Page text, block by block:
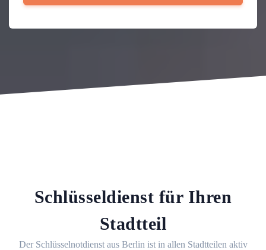
Schlüsseldienst für Ihren
Stadtteil
Der Schlüsselnotdienst aus Berlin ist in allen Stadtteilen aktiv